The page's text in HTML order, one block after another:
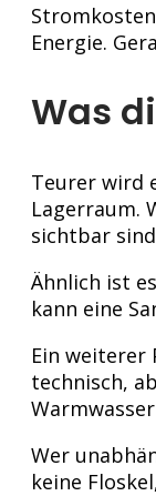
Energie.
Was
Teurer wird
Lagerraum.
sichtbar
Ähnlich ist
kann eine
Ein weiterer
technisch,
Wer
keine